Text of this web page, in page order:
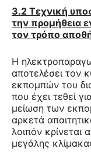
3.2 Τεχνική
την προμήθεια
τον τρόπο
Η
αποτελέσει τον
εκπομπών του
που έχει τεθεί
μείωση των
αρκετά
λοιπόν κρίνεται
μεγάλης